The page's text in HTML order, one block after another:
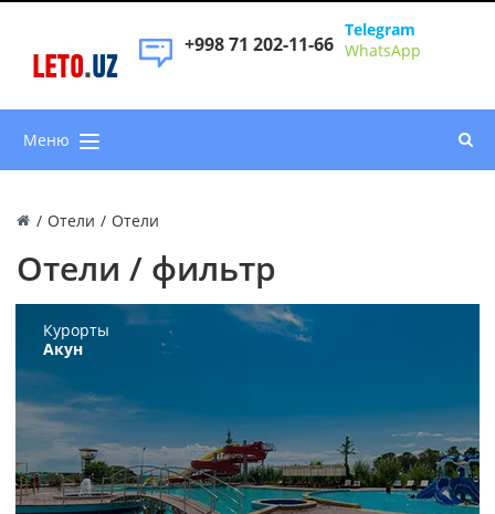
LETO.UZ
+998 71 202-11-66
Telegram
WhatsApp
Меню
/ Отели / Отели
Отели / фильтр
Курорты
Акун